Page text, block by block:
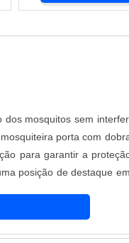
mosquitos sem
porta com
para garantir a
posição de destaque em